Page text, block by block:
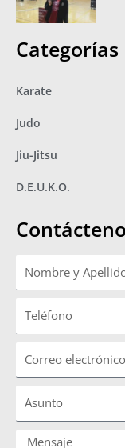
Categorías
Karate
Judo
Jiu-Jitsu
D.E.U.K.O.
electrónico
Mensaje